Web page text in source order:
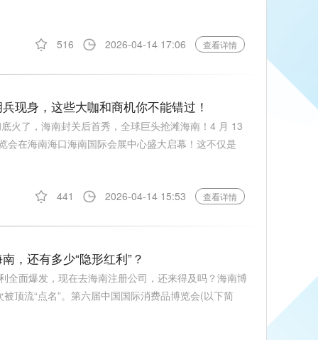
516 2026-04-14 17:06 查看详情
现身，这些大咖和商机你不能错过！
火了，海南封关后首秀，全球巨头抢滩海南！4 月 13
会在海南海口海南国际会展中心盛大启幕！这不仅是
441 2026-04-14 15:53 查看详情
，还有多少“隐形红利”？
全面爆发，现在去海南注册公司，还来得及吗？海南博
顶流“点名”。第六届中国国际消费品博览会(以下简